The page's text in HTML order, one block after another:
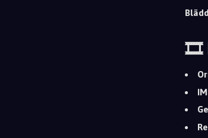
🎞️